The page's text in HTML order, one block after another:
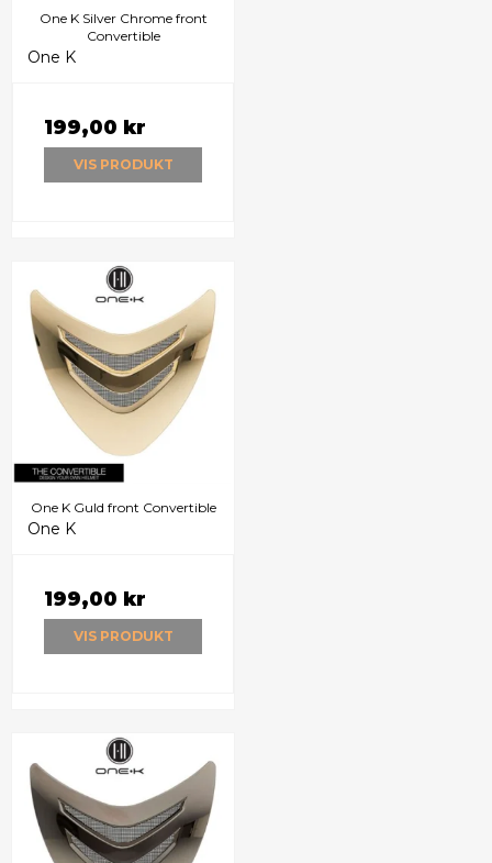
One K Silver Chrome front
Convertible
One K
199,00 kr
VIS PRODUKT
One K Guld front Convertible
One K
199,00 kr
VIS PRODUKT